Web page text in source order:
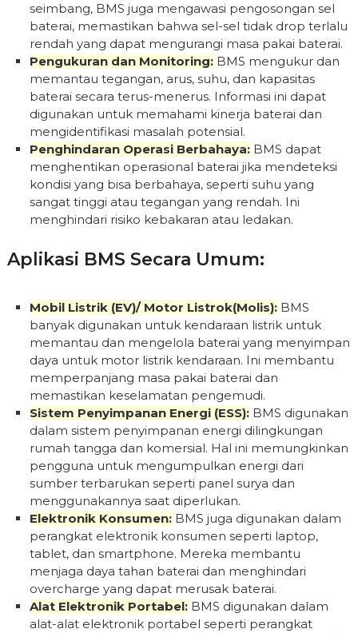
seimbang, BMS juga mengawasi pengosongan sel
baterai, memastikan bahwa sel-sel tidak drop terlalu
rendah yang dapat mengurangi masa pakai baterai.
Pengukuran dan Monitoring: BMS mengukur dan
memantau tegangan, arus, suhu, dan kapasitas
baterai secara terus-menerus. Informasi ini dapat
digunakan untuk memahami kinerja baterai dan
mengidentifikasi masalah potensial.
Penghindaran Operasi Berbahaya: BMS dapat
menghentikan operasional baterai jika mendeteksi
kondisi yang bisa berbahaya, seperti suhu yang
sangat tinggi atau tegangan yang rendah. Ini
menghindari risiko kebakaran atau ledakan.
Aplikasi BMS Secara Umum:
Mobil Listrik (EV)/ Motor Listrok(Molis): BMS
banyak digunakan untuk kendaraan listrik untuk
memantau dan mengelola baterai yang menyimpan
daya untuk motor listrik kendaraan. Ini membantu
memperpanjang masa pakai baterai dan
memastikan keselamatan pengemudi.
Sistem Penyimpanan Energi (ESS): BMS digunakan
dalam sistem penyimpanan energi dilingkungan
rumah tangga dan komersial. Hal ini memungkinkan
pengguna untuk mengumpulkan energi dari
sumber terbarukan seperti panel surya dan
menggunakannya saat diperlukan.
Elektronik Konsumen: BMS juga digunakan dalam
perangkat elektronik konsumen seperti laptop,
tablet, dan smartphone. Mereka membantu
menjaga daya tahan baterai dan menghindari
overcharge yang dapat merusak baterai.
Alat Elektronik Portabel: BMS digunakan dalam
alat-alat elektronik portabel seperti perangkat